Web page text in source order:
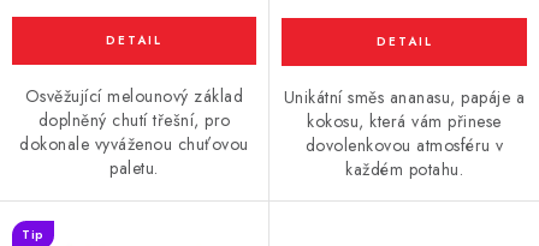
Osvěžující melounový základ
doplněný chutí třešní, pro
dokonale vyváženou chuťovou
paletu.
Unikátní směs ananasu, papáje a
kokosu, která vám přinese
dovolenkovou atmosféru v
každém potahu.
Tip